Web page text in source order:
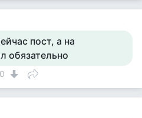
пост, а на
обязательно
0